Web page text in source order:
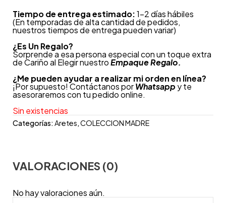
Tiempo de entrega estimado:1-2 días hábiles
(En temporadas de alta cantidad de pedidos,
nuestros tiempos de entrega pueden variar)
¿Es Un Regalo?
Sorprende a esa persona especial con un toque extra
de Cariño al Elegir nuestroEmpaque Regalo.
¿Me pueden ayudar a realizar mi orden en línea?
¡Por supuesto! Contáctanos porWhatsapp y te
asesoraremos con tu pedido online.
Sin existencias
Categorías:Aretes,COLECCION MADRE
VALORACIONES (0)
No hay valoraciones aún.